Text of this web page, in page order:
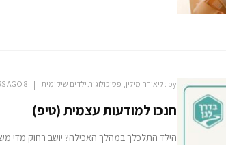
by : ליאורה מילין, פסיכולוגית ילדים שיקומית 8 YEARS AGO
חנכו למודעות עצמית (טיפ)
הילד התלכלך במהלך האכילה? יושב רחוק מדי